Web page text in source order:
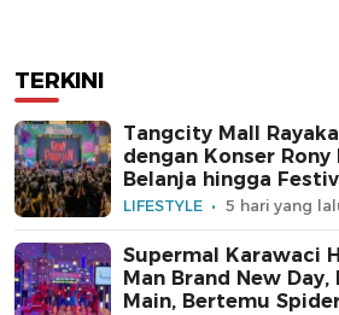
TERKINI
Tangcity Mall
dengan Konser
Belanja hingga
LIFESTYLE 5 hari yang
Supermal Karawaci
Man Brand New
Main, Bertemu